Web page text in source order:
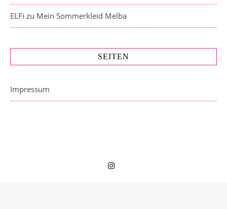
ELFi zu Mein Sommerkleid Melba
SEITEN
Impressum